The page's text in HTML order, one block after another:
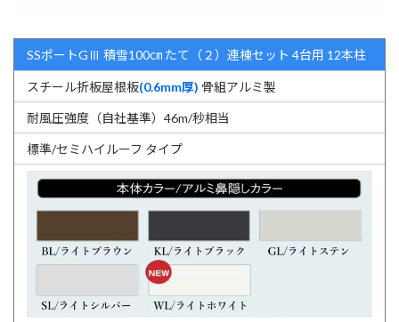
SSポートGⅢ 積雪100㎝ たて（２）連棟セット 4台用 12本柱
スチール折板屋根板(0.6mm厚) 骨組アルミ製
耐風圧強度（自社基準）46m/秒相当
標準/セミハイルーフ タイプ